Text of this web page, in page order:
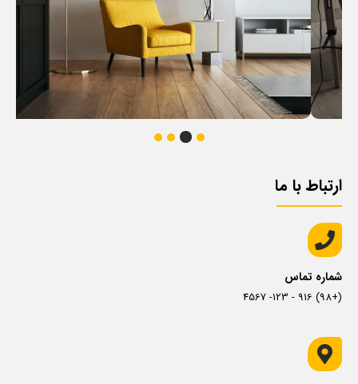
ارتباط با ما
شماره تماس
(+98) 916 - 123- 4567